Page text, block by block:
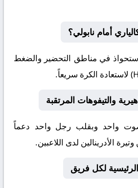
أمام نابولي؟
في مناطق التحضير والضغط
والتيفوهات المرتقبة
واحد وبقلب رجل واحد دعماً
الأدرينالين لدى اللاعبين.
لكل فريق